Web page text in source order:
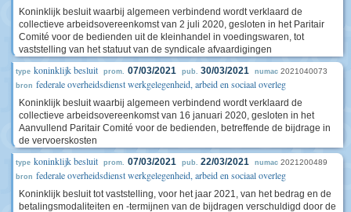
Koninklijk besluit waarbij algemeen verbindend wordt verklaard de
collectieve arbeidsovereenkomst van 2 juli 2020, gesloten in het Paritair
Comité voor de bedienden uit de kleinhandel in voedingswaren, tot
vaststelling van het statuut van de syndicale afvaardigingen
type koninklijk besluit prom. 07/03/2021 pub. 30/03/2021 numac 2021040073
bron federale overheidsdienst werkgelegenheid, arbeid en sociaal overleg
Koninklijk besluit waarbij algemeen verbindend wordt verklaard de
collectieve arbeidsovereenkomst van 16 januari 2020, gesloten in het
Aanvullend Paritair Comité voor de bedienden, betreffende de bijdrage in
de vervoerskosten
type koninklijk besluit prom. 07/03/2021 pub. 22/03/2021 numac 2021200489
bron federale overheidsdienst werkgelegenheid, arbeid en sociaal overleg
Koninklijk besluit tot vaststelling, voor het jaar 2021, van het bedrag en de
betalingsmodaliteiten en -termijnen van de bijdragen verschuldigd door de